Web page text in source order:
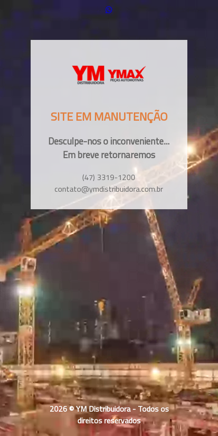
SITE EM MANUTENÇÃO
Desculpe-nos o inconveniente...
Em breve retornaremos
(47) 3319-1200
contato@ymdistribuidora.com.br
2026 © YM Distribuidora - Todos os
direitos reservados